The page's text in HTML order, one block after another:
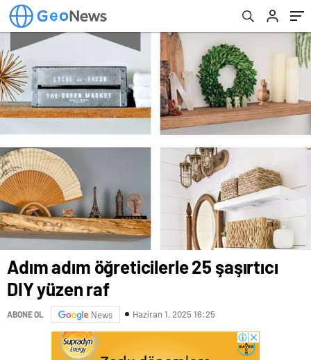
Adım adım öğreticilerle 25 şaşırtıcı
DIY yüzen raf
ABONE OL News Haziran 1, 2025 16:25